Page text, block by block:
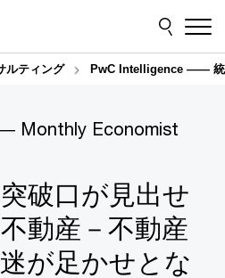
ルティング PwC Intelligence ―― 統
Monthly Economist
破口が見出せ
動産－不動産
が足かせとな